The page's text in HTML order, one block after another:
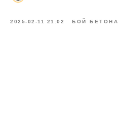
2025-02-11 21:02 БОЙ БЕТОНА